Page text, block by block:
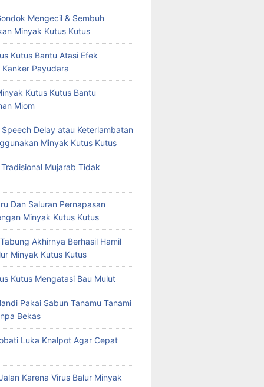
Mengecil & Sembuh
Minyak Kutus Kutus
Kutus Bantu Atasi Efek
Payudara
Kutus Kutus Bantu
Miom
Delay atau Keterlambatan
Minyak Kutus Kutus
Mujarab Tidak
Dan Saluran Pernapasan
Minyak Kutus Kutus
Akhirnya Berhasil Hamil
Minyak Kutus Kutus
Kutus Mengatasi Bau Mulut
Pakai Sabun Tanamu Tanami
Bekas
Luka Knalpot Agar Cepat
Karena Virus Balur Minyak